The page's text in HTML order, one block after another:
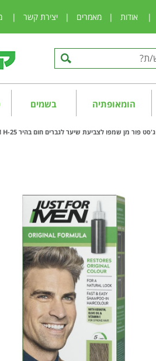
| אודות | מאמרים | יצירת קשר |
הומאופתיה בשמים
ג'סט פור מן שמפו לצביעת שיער לגברים חום בהיר JFM H-25